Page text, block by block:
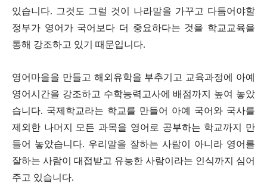
있습니다. 그것도 그럴 것이 나라말을 가꾸고 다듬어야할
정부가 영어가 국어보다 더 중요하다는 것을 학교교육을
통해 강조하고 있기 때문입니다.
영어마을을 만들고 해외유학을 부추기고 교육과정에 아예
영어시간을 강조하고 수학능력고사에 배점까지 높여 놓았
습니다. 국제학교라는 학교를 만들어 아예 국어와 국사를
제외한 나머지 모든 과목을 영어로 공부하는 학교까지 만
들어 놓았습니다. 우리말을 잘하는 사람이 아니라 영어를
잘하는 사람이 대접받고 유능한 사람이라는 인식까지 심어
주고 있습니다.